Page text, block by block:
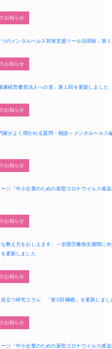
お知らせ
のメンタルヘルス対策支援ツール活用術」第
お知らせ
経営優良法人への道」第１回を更新しました
お知らせ
がよく聞かれる質問・相談～メンタルヘルス
お知らせ
ジ「中小企業のための新型コロナウイルス感
お知らせ
教え方をおしえます」～全国労働衛生週間に
更新しました
お知らせ
立つ研究コラム 「第2回 睡眠」を更新しまし
お知らせ
ジ「中小企業のための新型コロナウイルス感